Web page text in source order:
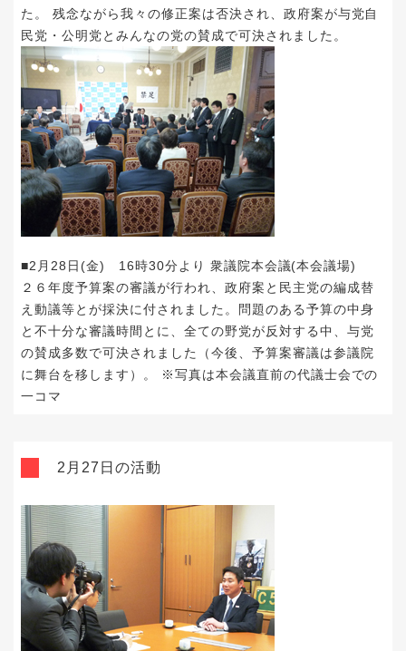
た。 残念ながら我々の修正案は否決され、政府案が与党自
民党・公明党とみんなの党の賛成で可決されました。
■2月28日(金) 16時30分より 衆議院本会議(本会議場)
２６年度予算案の審議が行われ、政府案と民主党の編成替
え動議等とが採決に付されました。問題のある予算の中身
と不十分な審議時間とに、全ての野党が反対する中、与党
の賛成多数で可決されました（今後、予算案審議は参議院
に舞台を移します）。 ※写真は本会議直前の代議士会での
一コマ
2月27日の活動